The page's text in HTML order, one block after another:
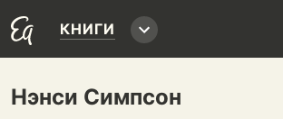
КНИГИ
Нэнси Симпсон